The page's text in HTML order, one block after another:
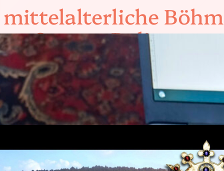
Come –
September 2018 Kingdom Come